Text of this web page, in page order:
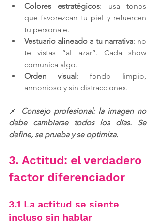
Colores estratégicos: usa tonos
que favorezcan tu piel y refuercen
tu personaje.
Vestuario alineado a tu narrativa: no
te vistas “al azar”. Cada show
comunica algo.
Orden visual : fondo limpio,
armonioso y sin distracciones.
📌
Consejo profesional: la imagen no
debe cambiarse todos los días. Se
define, se prueba y se optimiza.
3. Actitud: el verdadero
factor diferenciador
3.1 La actitud se siente
incluso sin hablar